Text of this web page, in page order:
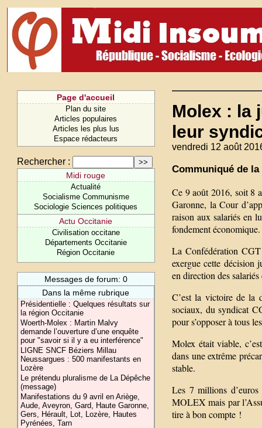
Page d'accueil
Plan du site
Articles populaires
Articles les plus lus
Espace rédacteurs
Rechercher :
Midi rouge
Actualité
Socialisme Communisme
Sociologie Sciences politiques
Actu Occitanie
Civilisation occitane
Départements Occitanie
Région Occitanie
Messages de forum: 0
Dans la même rubrique
Présidentielle : Quelques résultats sur
la région Occitanie
Woerth-Molex : Martin Malvy
demande l’ouverture d’une enquête
pour "savoir si il y a eu interférence"
LIGNE SNCF Béziers Millau
Neussargues : 500 manifestants en
Lozère
Le prétendu pluralisme de La Dépêche
(message)
Manifestations du 9 avril en Ariège,
Aude, Aveyron, Gard, Haute Garonne,
Gers, Hérault, Lot, Lozère, Hautes
Pyrénées, Tarn
Molex : la
leur
vendredi 12 août
Communiqué de la
Ce 9 août 2016, soit 8
Garonne, la Cour
raison aux salariés en
fondement économique.
La Confédération
exergue cette décision
en direction des
C’est la victoire de la
sociaux, du syndicat
pour s’opposer à tous
Molex était viable,
dans une extrême
stable.
Les 7 millions d’euros
MOLEX mais par
tire à bon compte !